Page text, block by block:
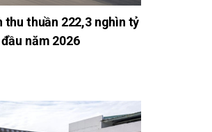
thuần 222,3 nghìn tỷ
năm 2026